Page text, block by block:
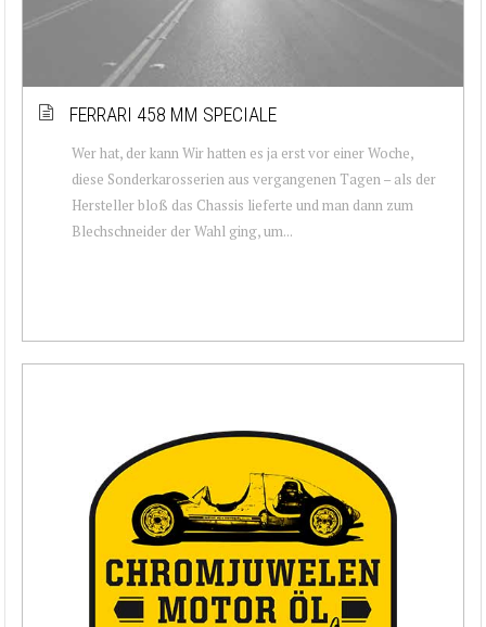
FERRARI 458 MM SPECIALE
Wer hat, der kann Wir hatten es ja erst vor einer Woche,
diese Sonderkarosserien aus vergangenen Tagen – als der
Hersteller bloß das Chassis lieferte und man dann zum
Blechschneider der Wahl ging, um...